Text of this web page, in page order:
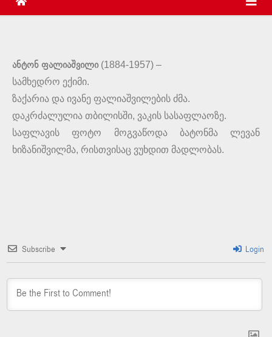
ანტონ ფალიაშვილი(1884-1957) –
სამხედრო ექიმი.
ზაქარია და ივანე ფალიაშვილების ძმა.
დაკრძალულია თბილისში, ვაკის სასაფლაოზე.
საფლავის ფოტო მოგვაწოდა ბატონმა ლევან
ხიზანიშვილმა, რისთვისაც ვუხდით მადლობას.
Subscribe Login